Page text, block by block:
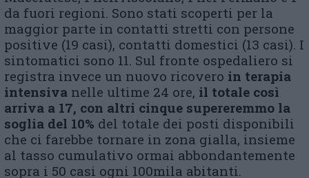
da fuori regioni. Sono stati scoperti per la
maggior parte in contatti stretti con persone
positive (19 casi), contatti domestici (13 casi). I
sintomatici sono 11. Sul fronte ospedaliero si
registra invece un nuovo ricovero in terapia
intensiva nelle ultime 24 ore, il totale così
arriva a 17, con altri cinque supereremmo la
soglia del 10% del totale dei posti disponibili
che ci farebbe tornare in zona gialla, insieme
al tasso cumulativo ormai abbondantemente
sopra i 50 casi ogni 100mila abitanti.